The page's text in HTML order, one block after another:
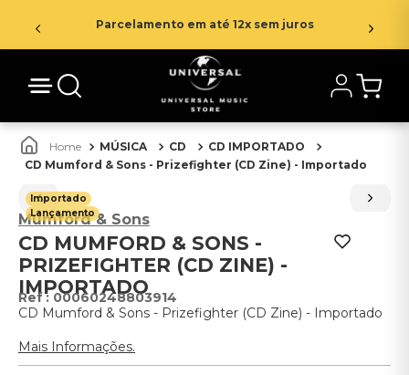
Parcelamento em até 12x sem juros
MÚSICA CD
CD IMPORTADO
CD Mumford & Sons - Prizefighter (CD Zine) - Importado
Importado
Lançamento
Mumford & Sons
CD MUMFORD & SONS -
PRIZEFIGHTER (CD ZINE) -
IMPORTADO
: 00060248803914
CD Mumford & Sons - Prizefighter (CD Zine) - Importado
Mais Informações.